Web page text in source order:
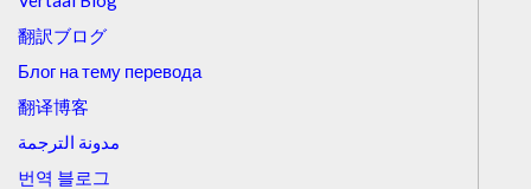
翻訳ブログ
Блог на тему перевода
翻译博客
مدونة الترجمة
번역 블로그